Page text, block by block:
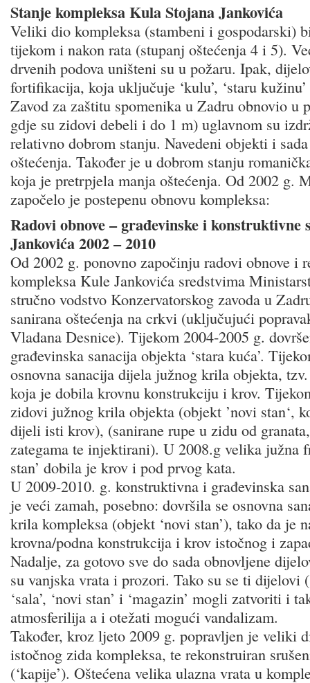
Stanje kompleksa Kula Stojana Jankovića
Veliki dio kompleksa (stambeni i gospodarski)
tijekom i nakon rata (stupanj oštećenja 4 i 5).
drvenih podova uništeni su u požaru. Ipak,
fortifikacija, koja uključuje ‘kulu’, ‘staru
Zavod za zaštitu spomenika u Zadru obnovio u
gdje su zidovi debeli i do 1 m) uglavnom su
relativno dobrom stanju. Navedeni objekti i
oštećenja. Također je u dobrom stanju
koja je pretrpjela manja oštećenja. Od 2002 g.
započelo je postepenu obnovu kompleksa:
Radovi obnove – građevinske i konstruktivne
Jankovića 2002 – 2010
Od 2002 g. ponovno započinju radovi obnove i
kompleksa Kule Jankovića sredstvima
stručno vodstvo Konzervatorskog zavoda u
sanirana oštećenja na crkvi (uključujući
Vladana Desnice). Tijekom 2004-2005 g.
građevinska sanacija objekta ‘stara kuća’.
osnovna sanacija dijela južnog krila objekta,
koja je dobila krovnu konstrukciju i krov.
zidovi južnog krila objekta (objekt ’novi stan‘,
dijeli isti krov), (sanirane rupe u zidu od
zategama te injektirani). U 2008.g velika južna
stan’ dobila je krov i pod prvog kata.
U 2009-2010. g. konstruktivna i građevinska
je veći zamah, posebno: dovršila se osnovna
krila kompleksa (objekt ‘novi stan’), tako da je
krovna/podna konstrukcija i krov istočnog i
Nadalje, za gotovo sve do sada obnovljene
su vanjska vrata i prozori. Tako su se ti dijelovi
‘sala’, ‘novi stan’ i ‘magazin’ mogli zatvoriti i
atmosferilija a i otežati mogući vandalizam.
Također, kroz ljeto 2009 g. popravljen je veliki
istočnog zida kompleksa, te rekonstruiran
(‘kapije’). Oštećena velika ulazna vrata u